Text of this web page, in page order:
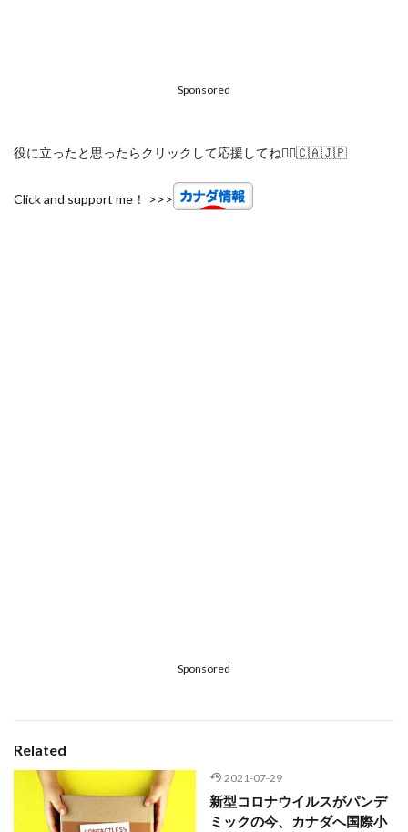
Sponsored
役に立ったと思ったらクリックして応援してね🙋‍♀️🇨🇦🇯🇵
Click and support me！ >>>
Sponsored
Related
2021-07-29
新型コロナウイルスがパンデ
ミックの今、カナダへ国際小